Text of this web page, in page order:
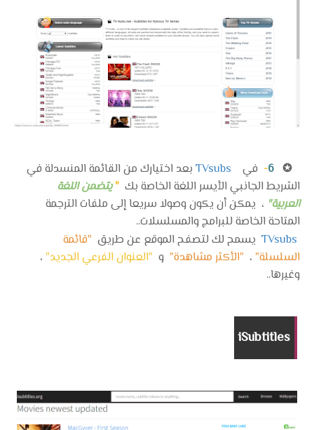
✪
6
- في TVsubs بعد اختيارك من القائمة المنسدلة في
الشريط الجانبي الأيسر اللغة الخاصة بك " يتضمن اللغة
العربية" ، يمكن أن يكون وصولا سريعا إلى ملفات الترجمة
المتاحة الخاصة للبرامج والمسلسلات..
TVsubs يسمح لك لتصفح الموقع عن طريق "قائمة
السلسلة" ، "الأكثر مشاهدة" و "العنوان الفرعي الجديد" ،
وغيرها..
iSubtitles